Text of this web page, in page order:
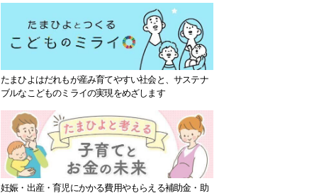
たまひよはだれもが産み育てやすい社会と、サステナ
ブルなこどものミライの実現をめざします
妊娠・出産・育児にかかる費用やもらえる補助金・助